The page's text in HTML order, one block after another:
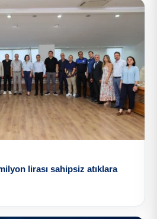
lirası sahipsiz atıklara